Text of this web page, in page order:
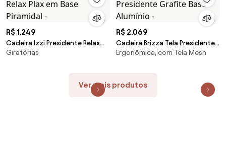
R$ 1.249
Cadeira Izzi Presidente Relax
Plax em Base Piramidal -
Giratórias
R$ 2.069
Cadeira Brizza Tela Presidente
Grafite Base Alumínio -
Ergonômica, com Tela Mesh
Ver mais produtos